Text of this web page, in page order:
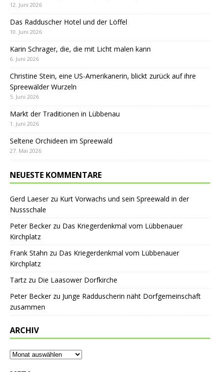
12. Juni 2026
Das Radduscher Hotel und der Löffel
10. Juni 2026
Karin Schrager, die, die mit Licht malen kann
6. Juni 2026
Christine Stein, eine US-Amerikanerin, blickt zurück auf ihre
Spreewälder Wurzeln
5. Juni 2026
Markt der Traditionen in Lübbenau
1. Juni 2026
Seltene Orchideen im Spreewald
27. Mai 2026
NEUESTE KOMMENTARE
Gerd Laeserzu Kurt Vorwachs und sein Spreewald in der
Nussschale
Peter Beckerzu Das Kriegerdenkmal vom Lübbenauer
Kirchplatz
Frank Stahn zu Das Kriegerdenkmal vom Lübbenauer
Kirchplatz
Tartz zu Die Laasower Dorfkirche
Peter Beckerzu Junge Radduscherin näht Dorfgemeinschaft
zusammen
ARCHIV